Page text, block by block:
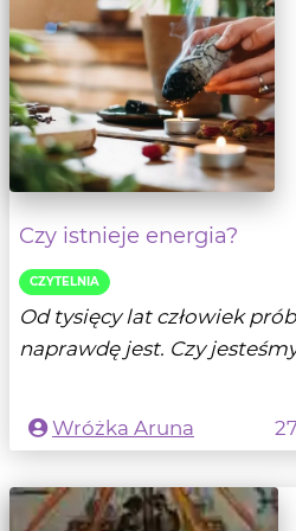
Czy istnieje energia?
CZYTELNIA
Od tysięcy lat człowiek
naprawdę jest. Czy
Wróżka Aruna